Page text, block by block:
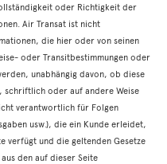
oder Richtigkeit der
Air Transat ist nicht
die hier oder von seinen
oder Transitbestimmungen oder
unabhängig davon, ob diese
schriftlich oder auf andere Weise
verantwortlich für Folgen
usw.), die ein Kunde erleidet,
und die geltenden Gesetze
den auf dieser Seite